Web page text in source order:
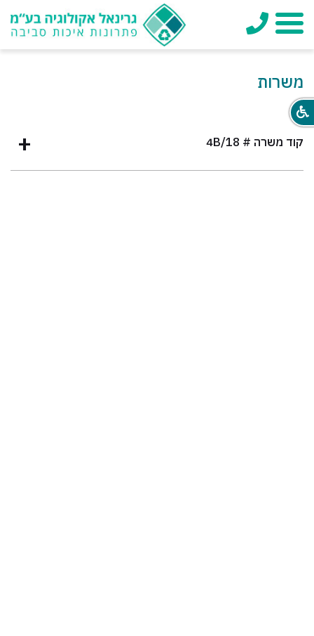
תפריט
משרות
קוד משרה # 4B/18